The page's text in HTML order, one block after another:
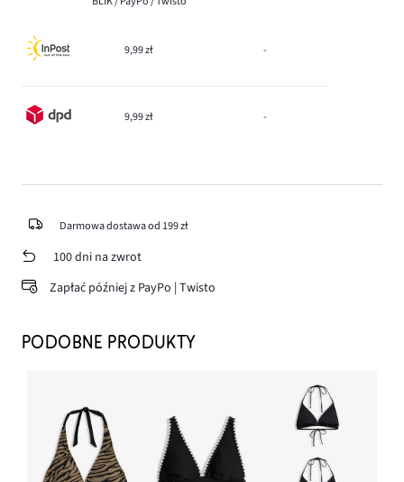
9,99 zł -
9,99 zł -
Darmowa dostawa od 199 zł
100 dni na zwrot
Zapłać później z PayPo | Twisto
PODOBNE PRODUKTY